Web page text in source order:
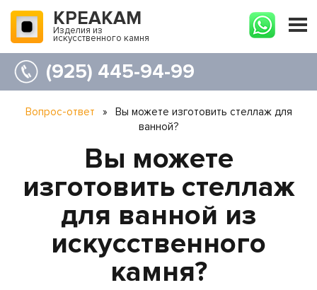
КРЕАКАМ
Изделия из
искусственного камня
(925) 445-94-99
Вопрос-ответ »
Вы можете изготовить стеллаж для
ванной?
Вы можете
изготовить стеллаж
для ванной из
искусственного
камня?